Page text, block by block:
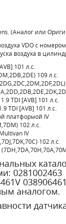
(Аналог или
VDO с
воздуха в
101 л.с.
109 л.с.
1.9 TDI [AVB] 101 л.с.
TDI [AVB] 101 л.с.
платформой IV
102 л.с.
IV
102 л.с.
0281002463
аналогом.